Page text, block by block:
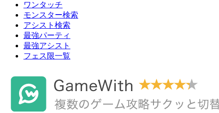
ワンタッチ
モンスター検索
アシスト検索
最強パーティ
最強アシスト
フェス限一覧